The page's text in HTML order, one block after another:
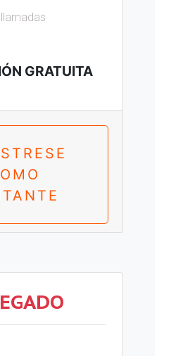
GRATUITA